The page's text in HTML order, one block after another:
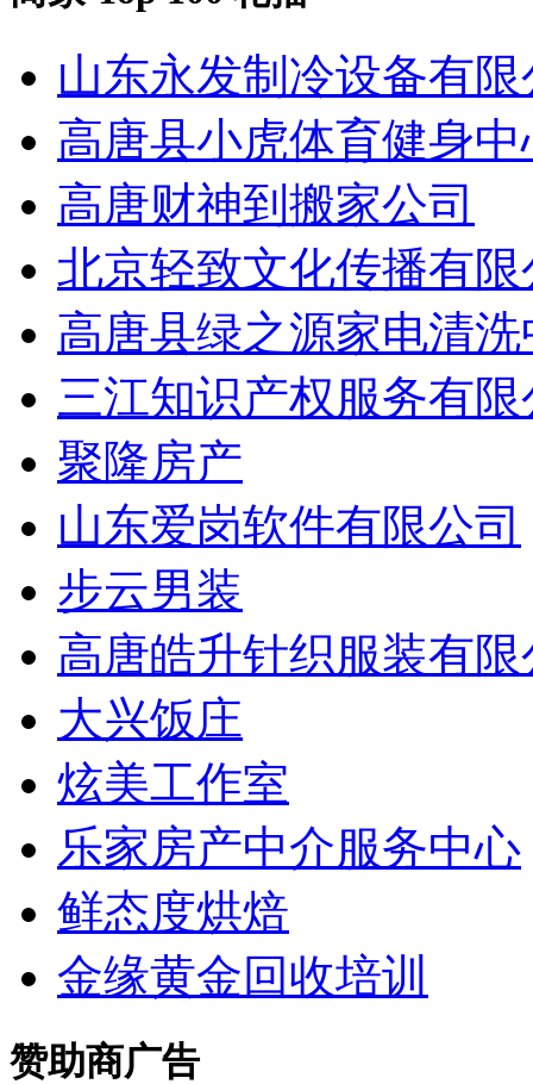
山东永发制冷设备有
高唐县小虎体育健身中
高唐财神到搬家公司
北京轻致文化传播有限
高唐县绿之源家电清洗
三江知识产权服务有
聚隆房产
山东爱岗软件有限公司
步云男装
高唐皓升针织服装有限
大兴饭庄
炫美工作室
乐家房产中介服务中心
鲜态度烘焙
金缘黄金回收培训
赞助商广告